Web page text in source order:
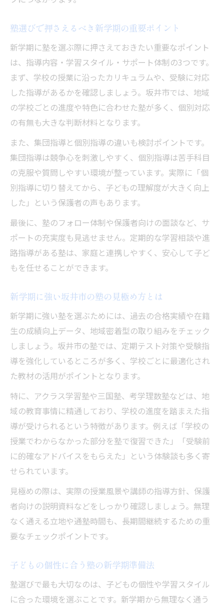
親子で取り組む塾選びのポイント解説
新学期に活きる塾の効果的な使い方
坂井市塾を活用した親子の学習サポート
塾通いを続けるための親の関わり方
新学期の塾活用で変わる成績アップ術
学習習慣が身につく塾の選び方とは
塾で学ぶ習慣化のポイントとその効果
新学期から始める塾の学習習慣づくり
親が注目すべき塾の学習サポート体制
塾選びで見逃せない習慣化サポート
塾選びで押さえるべき新学期の重要ポイント
新学期に塾を選ぶ際に押さえておきたい重要なポイント
は、指導内容・学習スタイル・サポート体制の3つです。
まず、学校の授業に沿ったカリキュラムや、受験に対応
した指導があるかを確認しましょう。坂井市では、地域
の学校ごとの進度や特色に合わせた塾が多く、個別対応
の有無も大きな判断材料となります。
また、集団指導と個別指導の違いも検討ポイントです。
集団指導は競争心を刺激しやすく、個別指導は苦手科目
の克服や質問しやすい環境が整っています。実際に「個
別指導に切り替えてから、子どもの理解度が大きく向上
した」という保護者の声もあります。
最後に、塾のフォロー体制や保護者向けの面談など、サ
ポートの充実度も見逃せません。定期的な学習相談や進
路指導がある塾は、家庭と連携しやすく、安心して子ど
もを任せることができます。
新学期に強い坂井市の塾の見極め方とは
新学期に強い塾を選ぶためには、過去の合格実績や在籍
生の成績向上データ、地域密着型の取り組みをチェック
しましょう。坂井市の塾では、定期テスト対策や受験指
導を強化しているところが多く、学校ごとに最適化され
た教材の活用がポイントとなります。
特に、アクラス学習塾や三国塾、考学理数塾などは、地
域の教育事情に精通しており、学校の進度を踏まえた指
導が受けられるという特徴があります。例えば「学校の
授業でわからなかった部分を塾で復習できた」「受験前
に的確なアドバイスをもらえた」という体験談も多く寄
せられています。
見極めの際は、実際の授業風景や講師の指導方針、保護
者向けの説明資料などをしっかり確認しましょう。無理
なく通える立地や通塾時間も、長期間継続するための重
要なチェックポイントです。
子どもの個性に合う塾の新学期準備法
塾選びで最も大切なのは、子どもの個性や学習スタイル
に合った環境を選ぶことです。新学期から無理なく通う